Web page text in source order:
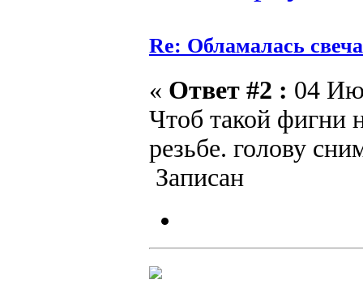
Re: Обламалась свеча
« Ответ #2 : 04
Чтоб такой фигни
резьбе. голову
Записан